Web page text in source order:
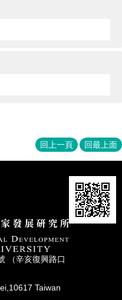
回上一頁 回最上面
（辛亥復興路⼝
Taiwan